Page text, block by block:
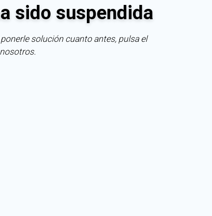
sido suspendida
solución cuanto antes, pulsa el